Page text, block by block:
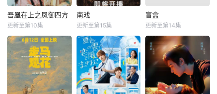
吾凰在上之凤御四方
更新至第10集
南戏
更新至第15集
盲盒
更新至第14集